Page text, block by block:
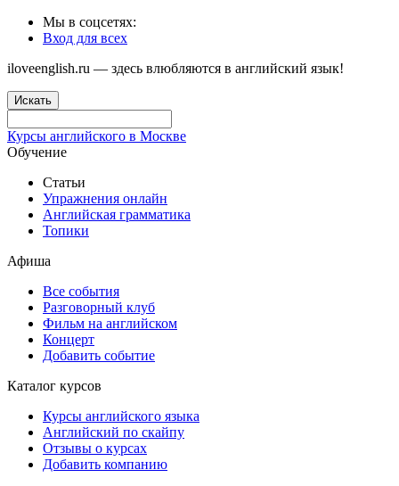
Мы в соцсетях:
Вход для всех
iloveenglish.ru — здесь влюбляются в английский язык!
Искать
Курсы английского в Москве
Обучение
Статьи
Упражнения онлайн
Английская грамматика
Топики
Афиша
Все события
Разговорный клуб
Фильм на английском
Концерт
Добавить событие
Каталог курсов
Курсы английского языка
Английский по скайпу
Отзывы о курсах
Добавить компанию